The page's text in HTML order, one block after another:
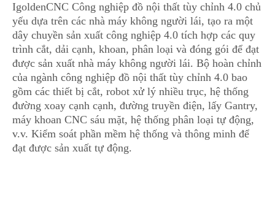
IgoldenCNC Công nghiệp đồ nội thất tùy chỉnh 4.0 chủ
yếu dựa trên các nhà máy không người lái, tạo ra một
dây chuyền sản xuất công nghiệp 4.0 tích hợp các quy
trình cắt, dải cạnh, khoan, phân loại và đóng gói để đạt
được sản xuất nhà máy không người lái. Bộ hoàn chỉnh
của ngành công nghiệp đồ nội thất tùy chỉnh 4.0 bao
gồm các thiết bị cắt, robot xử lý nhiều trục, hệ thống
đường xoay cạnh cạnh, đường truyền điện, lấy Gantry,
máy khoan CNC sáu mặt, hệ thống phân loại tự động,
v.v. Kiểm soát phần mềm hệ thống và thông minh để
đạt được sản xuất tự động.